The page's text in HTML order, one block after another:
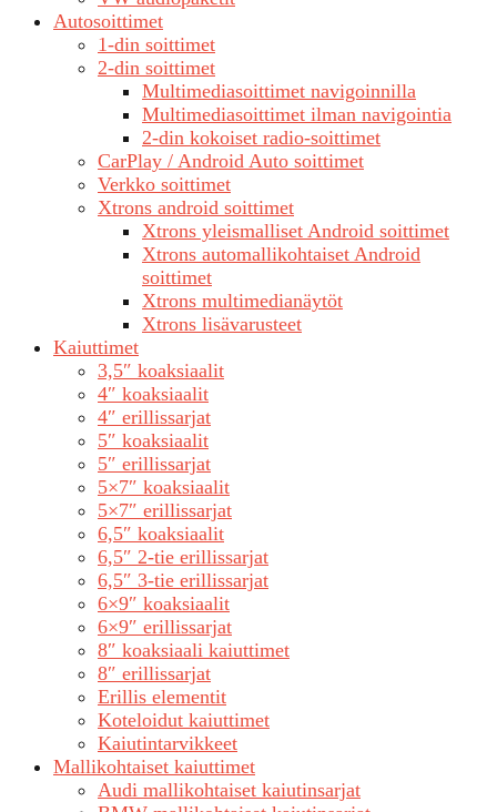
Autosoittimet
1-din soittimet
2-din soittimet
Multimediasoittimet navigoinnilla
Multimediasoittimet ilman navigointia
2-din kokoiset radio-soittimet
CarPlay / Android Auto soittimet
Verkko soittimet
Xtrons android soittimet
Xtrons yleismalliset Android soittimet
Xtrons automallikohtaiset Android
soittimet
Xtrons multimedianäytöt
Xtrons lisävarusteet
Kaiuttimet
3,5″ koaksiaalit
4″ koaksiaalit
4″ erillissarjat
5″ koaksiaalit
5″ erillissarjat
5×7″ koaksiaalit
5×7″ erillissarjat
6,5″ koaksiaalit
6,5″ 2-tie erillissarjat
6,5″ 3-tie erillissarjat
6×9″ koaksiaalit
6×9″ erillissarjat
8″ koaksiaali kaiuttimet
8″ erillissarjat
Erillis elementit
Koteloidut kaiuttimet
Kaiutintarvikkeet
Mallikohtaiset kaiuttimet
Audi mallikohtaiset kaiutinsarjat